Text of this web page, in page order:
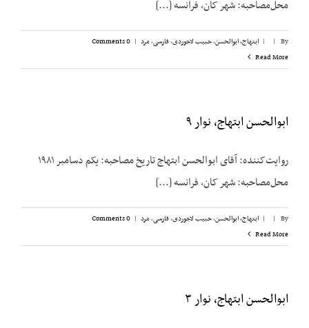
محل‌مصاحبه: شهر کان، فرانسه [...]
By
|
| ابتهاج، ابوالحسن,حبیب لاجوردی,فارسی,مرد |
0 Comments
Read More
ابوالحسن ابتهاج، نوار ۹
روایت‌کننده: آقای ابوالحسن ابتهاج تاریخ مصاحبه: یکم دسامبر ۱۹۸۱
محل‌مصاحبه: شهر کان، فرانسه [...]
By
|
| ابتهاج، ابوالحسن,حبیب لاجوردی,فارسی,مرد |
0 Comments
Read More
ابوالحسن ابتهاج، نوار ۳